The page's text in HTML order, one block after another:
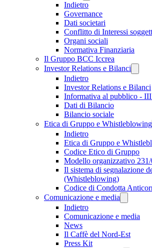
Indietro
Governance
Dati societari
Conflitto di Interessi
Organi sociali
Normativa Finanziaria
Il Gruppo BCC Iccrea
Investor Relations e Bilanci
Indietro
Investor Relations e Bilanci
Informativa al pubblico -
Dati di Bilancio
Bilancio sociale
Etica di Gruppo e Whistleblowing
Indietro
Etica di Gruppo e
Codice Etico di Gruppo
Modello organizzativo 231/
Il sistema di segnalazione
(Whistleblowing)
Codice di Condotta
Comunicazione e media
Indietro
Comunicazione e media
News
Il Caffè del Nord-Est
Press Kit